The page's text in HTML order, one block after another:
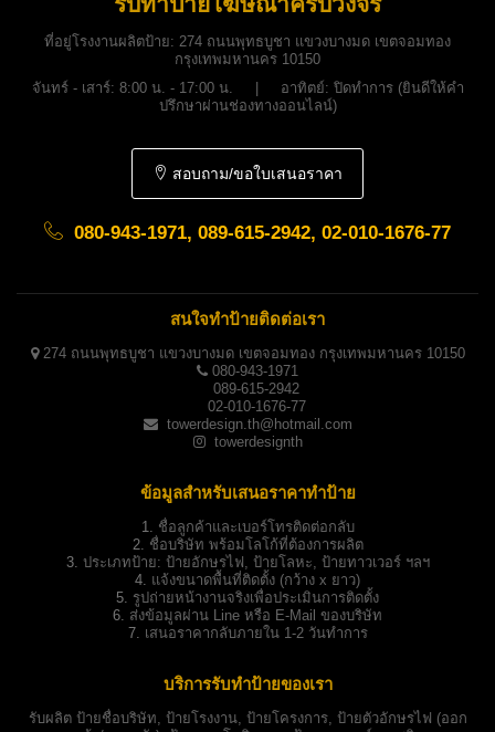
ที่อยู่โรงงานผลิตป้าย: 274 ถนนพุทธบูชา แขวงบางมด เขตจอมทอง
กรุงเทพมหานคร 10150
จันทร์ - เสาร์: 8:00 น. - 17:00 น. | อาทิตย์: ปิดทำการ (ยินดีให้คำ
ปรึกษาผ่านช่องทางออนไลน์)
สอบถาม/ขอใบเสนอราคา
080-943-1971, 089-615-2942, 02-010-1676-77
สนใจทำป้ายติดต่อเรา
274 ถนนพุทธบูชา แขวงบางมด เขตจอมทอง กรุงเทพมหานคร 10150
080-943-1971
089-615-2942
02-010-1676-77
towerdesign.th@hotmail.com
towerdesignth
ข้อมูลสำหรับเสนอราคาทำป้าย
1.
ชื่อลูกค้าและเบอร์โทรติดต่อกลับ
2. ชื่อบริษัท พร้อมโลโก้ที่ต้องการผลิต
3. ประเภทป้าย: ป้ายอักษรไฟ, ป้ายโลหะ, ป้ายทาวเวอร์ ฯลฯ
4. แจ้งขนาดพื้นที่ติดตั้ง (กว้าง x ยาว)
5. รูปถ่ายหน้างานจริงเพื่อประเมินการติดตั้ง
6. ส่งข้อมูลผ่าน Line หรือ E-Mail ของบริษัท
7. เสนอราคากลับภายใน 1-2 วันทำการ
บริการรับทำป้ายของเรา
รับผลิต ป้ายชื่อบริษัท ป้ายโรงงาน, ป้ายโครงการ, ป้ายตัวอักษรไฟ (ออก